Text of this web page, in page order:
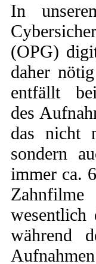
In
(OPG)
daher
entfällt
des
das nicht
sondern
immer ca.
wesentlich
während